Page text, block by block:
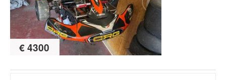
€ 4300